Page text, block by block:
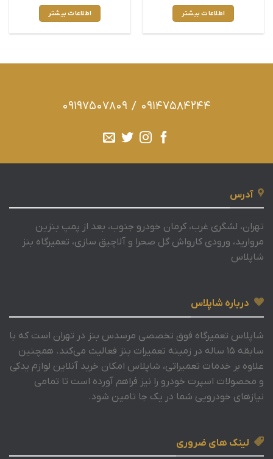
اطلاعات بیشتر اطلاعات بیشتر
09147584244
/
09197507809
آدرس
تهران، لشگری غرب، کرمان خودرو جنوب، بعد از پمپ بنزین
مروارید، ورودی کارواش گل صحرا و آلاچیق سازی، تعمیرگاه بنز
شاپلاس
درباره شاپلاس
شاپلاس تعمیرگاه فوق تخصصی مرسدس بنز در تهران است که با
سابقه 15 ساله در زمینه تعمیرات بنز فعالیت می‌کند. همچنین
علاوه بر خدمات تعمیراتی، شاپلاس امکان خرید آنلاین لوازم یدکی
و محصولات اسپرت خودرو را نیز فراهم آورده است تا تمامی
نیازهای خودرویی شما در یک جا تامین شود.
لینک های ضروری